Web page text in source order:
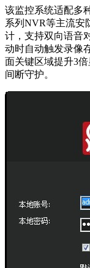
该监控系统适配多
系列NVR等主流安
计，支持双向语音
动时自动触发录像
面关键区域提升3
间断守护。